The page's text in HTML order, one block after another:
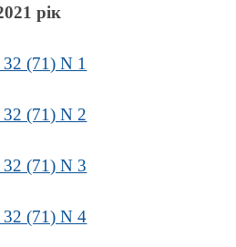
рік
(71) N 1
(71) N 2
(71) N 3
(71) N 4